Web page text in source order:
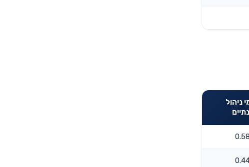
ניהול